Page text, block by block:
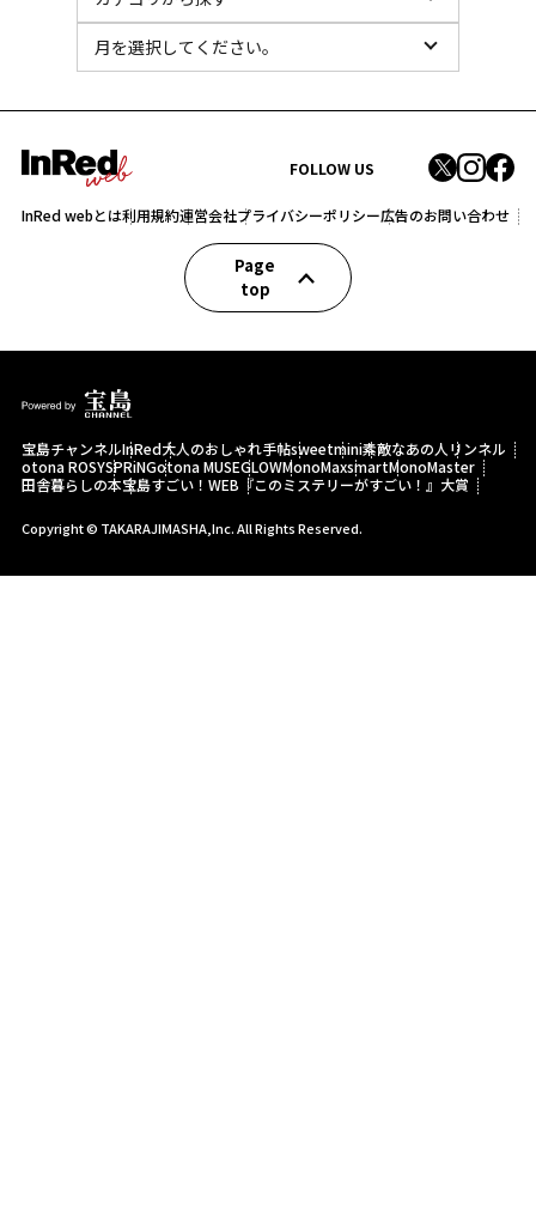
FOLLOW US
InRed webとは利用規約運営会社プライバシーポリシー広告のお問い合わせ
Page
top
宝島チャンネルInRed大人のおしゃれ手帖sweetmini素敵なあの人 リンネル
otona ROSYSPRiNGotona MUSEGLOWMonoMaxsmartMonoMaster
田舎暮らしの本宝島すごい！WEB 『このミステリーがすごい！』大賞
Copyright © TAKARAJIMASHA,Inc. All Rights Reserved.